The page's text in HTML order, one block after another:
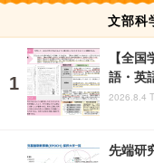
文部科
【全
語・英
2026.8.4
先端研